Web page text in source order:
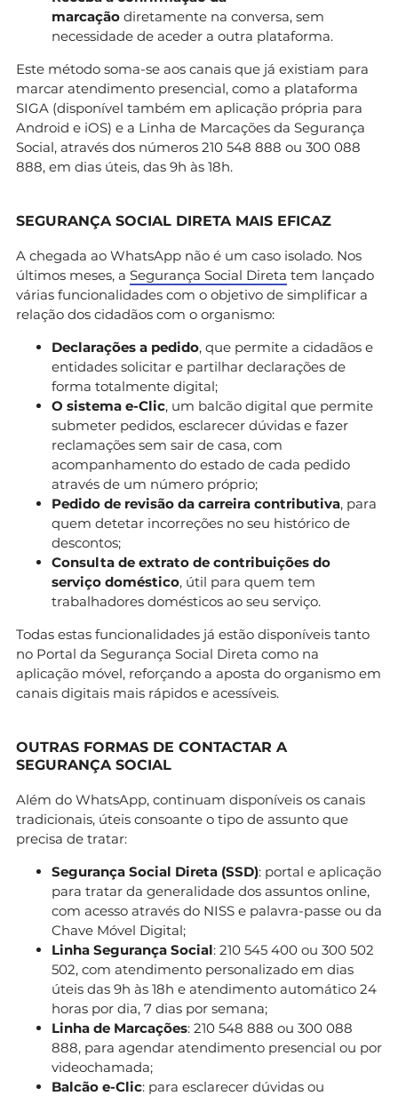
marcação diretamente na conversa, sem
necessidade de aceder a outra plataforma.
Este método soma-se aos canais que já existiam para
marcar atendimento presencial, como a plataforma
SIGA (disponível também em aplicação própria para
Android e iOS) e a Linha de Marcações da Segurança
Social, através dos números 210 548 888 ou 300 088
888, em dias úteis, das 9h às 18h.
SEGURANÇA SOCIAL DIRETA MAIS EFICAZ
A chegada ao WhatsApp não é um caso isolado. Nos
últimos meses, a Segurança Social Direta tem lançado
várias funcionalidades com o objetivo de simplificar a
relação dos cidadãos com o organismo:
Declarações a pedido, que permite a cidadãos e
entidades solicitar e partilhar declarações de
forma totalmente digital;
O sistema e-Clic, um balcão digital que permite
submeter pedidos, esclarecer dúvidas e fazer
reclamações sem sair de casa, com
acompanhamento do estado de cada pedido
através de um número próprio;
Pedido de revisão da carreira contributiva, para
quem detetar incorreções no seu histórico de
descontos;
Consulta de extrato de contribuições do
serviço doméstico, útil para quem tem
trabalhadores domésticos ao seu serviço.
Todas estas funcionalidades já estão disponíveis tanto
no Portal da Segurança Social Direta como na
aplicação móvel, reforçando a aposta do organismo em
canais digitais mais rápidos e acessíveis.
OUTRAS FORMAS DE CONTACTAR A
SEGURANÇA SOCIAL
Além do WhatsApp, continuam disponíveis os canais
tradicionais, úteis consoante o tipo de assunto que
precisa de tratar:
Segurança Social Direta (SSD): portal e aplicação
para tratar da generalidade dos assuntos online,
com acesso através do NISS e palavra-passe ou da
Chave Móvel Digital;
Linha Segurança Social: 210 545 400 ou 300 502
502, com atendimento personalizado em dias
úteis das 9h às 18h e atendimento automático 24
horas por dia, 7 dias por semana;
Linha de Marcações: 210 548 888 ou 300 088
888, para agendar atendimento presencial ou por
videochamada;
Balcão e-Clic: para esclarecer dúvidas ou